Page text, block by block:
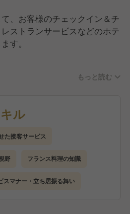
、お客様のチェックイン＆チ
ストランサービスなどのホテ
す。
ックアウトなどのホテルコンシ
けるよう滞在を通してコーデ
どのバックオフィス業務
かけとなる予約部門はホテル
ケティングやSNS発信を通し
もっと読む
ル
た接客サービス
野 フランス料理の知識
スマナー・立ち居振る舞い